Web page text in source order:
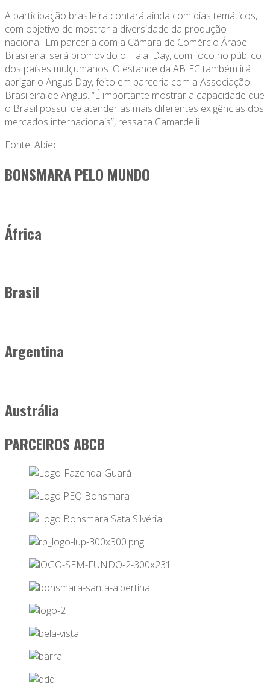
A participação brasileira contará ainda com dias temáticos,
com objetivo de mostrar a diversidade da produção
nacional. Em parceria com a Câmara de Comércio Árabe
Brasileira, será promovido o Halal Day, com foco no público
dos países mulçumanos. O estande da ABIEC também irá
abrigar o Angus Day, feito em parceria com a Associação
Brasileira de Angus. “É importante mostrar a capacidade que
o Brasil possui de atender as mais diferentes exigências dos
mercados internacionais”, ressalta Camardelli.
Fonte: Abiec
BONSMARA PELO MUNDO
África
Brasil
Argentina
Austrália
PARCEIROS ABCB